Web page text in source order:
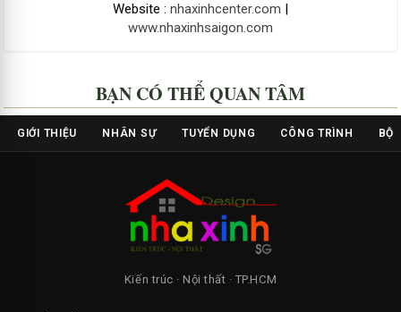
Website : nhaxinhcenter.com |
www.nhaxinhsaigon.com
BẠN CÓ THỂ QUAN TÂM
GIỚI THIỆU NHÂN SỰ TUYỂN DỤNG CÔNG TRÌNH BỘ
Kiến trúc · Nội thất · TP.HCM